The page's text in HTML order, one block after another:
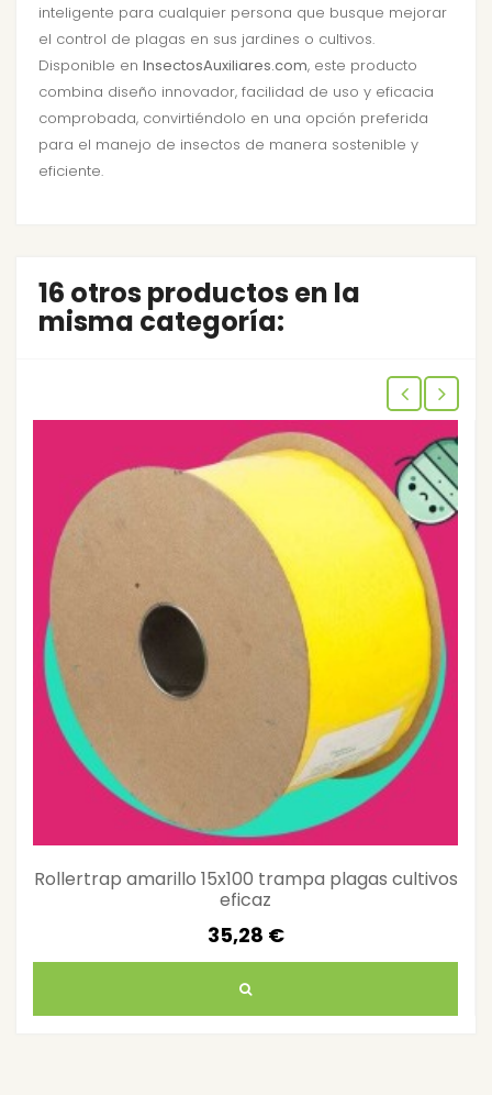
inteligente para cualquier persona que busque mejorar
el control de plagas en sus jardines o cultivos.
Disponible en InsectosAuxiliares.com, este producto
combina diseño innovador, facilidad de uso y eficacia
comprobada, convirtiéndolo en una opción preferida
para el manejo de insectos de manera sostenible y
eficiente.
16 otros productos en la
misma categoría:
Rollertrap amarillo 15x100 trampa plagas cultivos
eficaz
35,28 €